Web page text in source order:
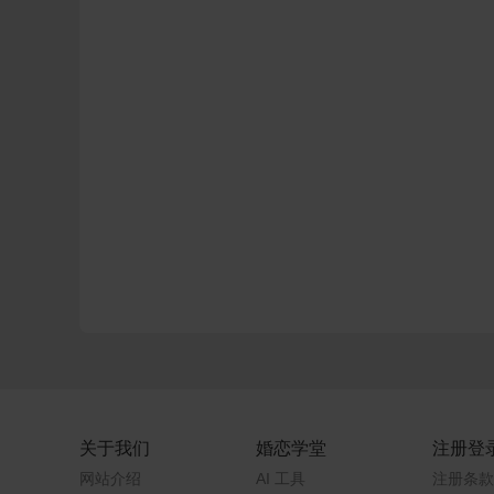
关于我们
网站介绍
婚恋学堂
AI 工具
注册登
注册条款